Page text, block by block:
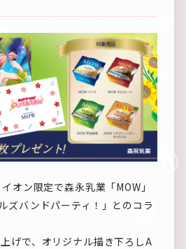
オン限定で森永乳業「MOW」
ズバンドパーティ！」とのコラ
げで、オリジナル描き下ろしA